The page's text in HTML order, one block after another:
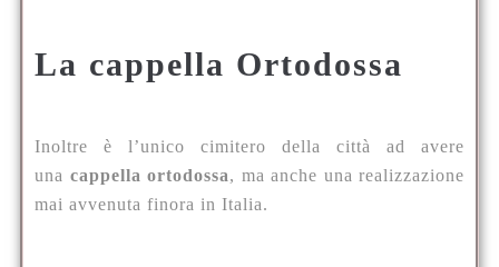
La cappella Ortodossa
Inoltre è l’unico cimitero della città ad avere
una cappella ortodossa, ma anche una realizzazione
mai avvenuta finora in Italia.